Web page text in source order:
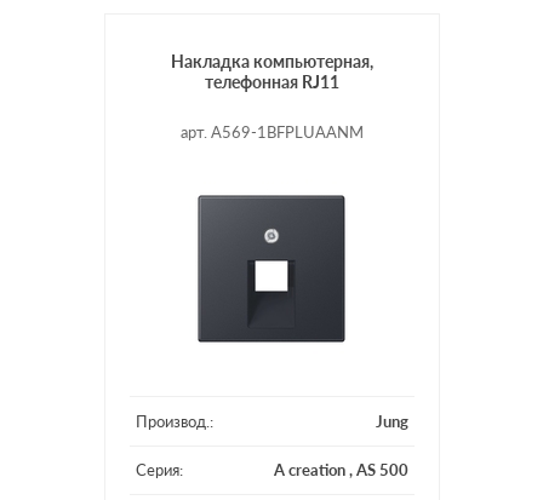
Накладка компьютерная,
телефонная RJ11
арт. A569-1BFPLUAANM
Производ.: Jung
Серия: A creation,AS 500